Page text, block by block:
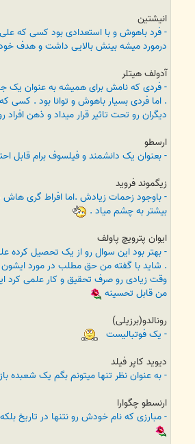
انیشتین
- فرد باهوش و با استعدادی بود کسی که
درمورد میشه بینش بالایی داشت و هدف
آدولف هیتلر
- فردی که نامش برای همیشه به عنوان یک
. اما فردی بسیار باهوش و توانا بود .
دیگران رو تحت تاثیر قرار میداد و ذهن افراد
ارسطو
- بعنوان یک دانشمند و فیلسوف برام قابل
زیگموند فروید
- باوجود زحمات زیادش .اما افراط گری هاش
بیشتر به چشم میاد .
ایوان پترویچ پاولف
- بهتر بود این سوال رو از یک تحصیل کرده
. شاید با گفته من حق مطلب در مورد ایشون
وقت زیادی رو صرف تحقیق و کار علمی کرد
من قابل تحسینه
رونالدو(برزیلی)
- یک فوتبالیست
دیوید کاپر فیلد
- به عنوان نظر تنها میتونم بگم یک شعبده باز .
ارنسطو چگوارا
- مبارزی که نام خودش رو نتنها در تاریخ